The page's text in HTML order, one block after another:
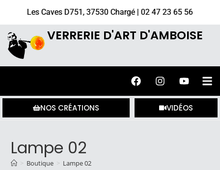
Les Caves D751, 37530 Chargé | 02 47 23 65 56
VERRERIE D'ART D'AMBOISE
NOS CRÉATIONS VIDÉOS
Lampe 02
> Boutique > Lampe 02